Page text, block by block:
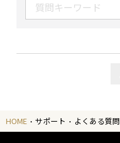
HOME サポート よくある質問